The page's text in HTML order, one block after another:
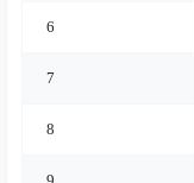
6
7
8